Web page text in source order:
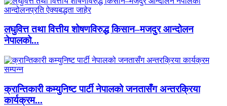
लघुवित्त तथा वित्तीय शोषणविरुद्ध किसान–मजदुर आन्दोलन
नेपालको...
क्रान्तिकारी कम्युनिष्ट पार्टी नेपालको जनतासँग अन्तरक्रिया
कार्यक्रम...